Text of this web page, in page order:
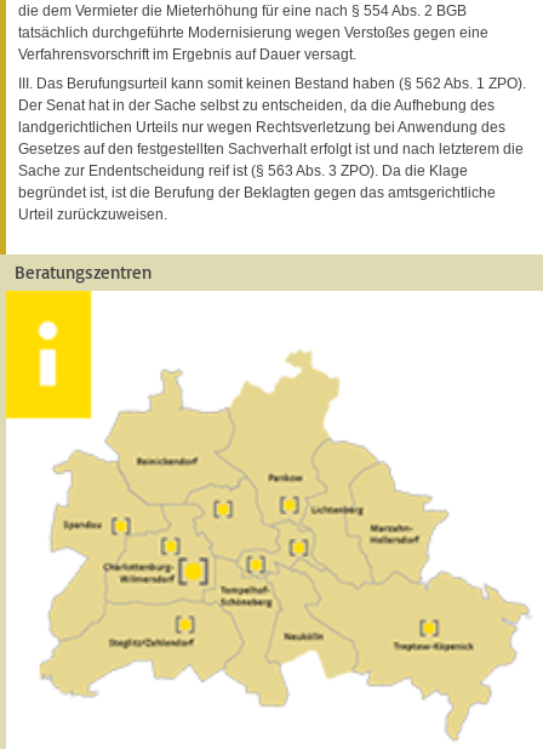
die dem Vermieter die Mieterhöhung für eine nach § 554 Abs. 2 BGB
tatsächlich durchgeführte Modernisierung wegen Verstoßes gegen eine
Verfahrensvorschrift im Ergebnis auf Dauer versagt.
III. Das Berufungsurteil kann somit keinen Bestand haben (§ 562 Abs. 1 ZPO).
Der Senat hat in der Sache selbst zu entscheiden, da die Aufhebung des
landgerichtlichen Urteils nur wegen Rechtsverletzung bei Anwendung des
Gesetzes auf den festgestellten Sachverhalt erfolgt ist und nach letzterem die
Sache zur Endentscheidung reif ist (§ 563 Abs. 3 ZPO). Da die Klage
begründet ist, ist die Berufung der Beklagten gegen das amtsgerichtliche
Urteil zurückzuweisen.
Beratungszentren